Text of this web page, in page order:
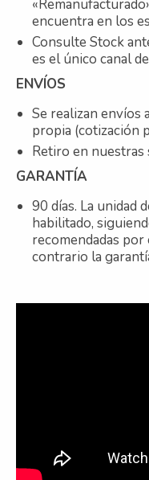
encuentra en los
Consulte Stock
es el único canal
ENVÍOS
Se realizan envíos
propia (cotización
Retiro en nuestras
GARANTÍA
90 días. La unidad
habilitado,
recomendadas
contrario la